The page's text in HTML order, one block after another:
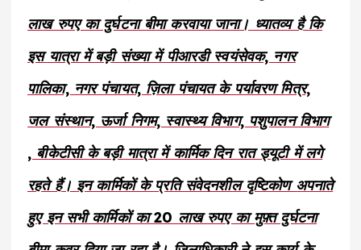
लाख रुपए का दुर्घटना बीमा करवाया जाना। ध्यातव्य है कि
इस यात्रा में बड़ी संख्या में पीआरडी स्वयंसेवक, नगर
पालिका, नगर पंचायत, ज़िला पंचायत के पर्यावरण मित्र,
जल संस्थान, ऊर्जा निगम, स्वास्थ्य विभाग, पशुपालन विभाग
, बीकेटीसी के बड़ी मात्रा में कार्मिक दिन रात ड्यूटी में लगे
रहते हैं। इन कार्मिकों के प्रति संवेदनशील दृष्टिकोण अपनाते
हुए इन सभी कार्मिकों का 20 लाख रुपए का मुफ़्त दुर्घटना